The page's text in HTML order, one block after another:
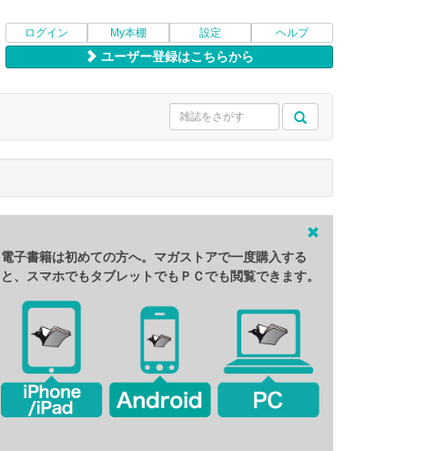
ログイン My本棚 設定 ヘルプ
ユーザー登録はこちらから
電子書籍は初めての方へ。マガストアで一度購入する
と、スマホでもタブレットでもＰＣでも閲覧できます。